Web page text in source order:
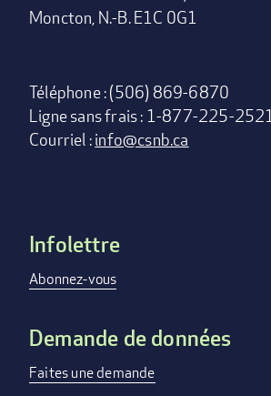
Moncton, N.-B. E1C 0G1
Téléphone : (506) 869-6870
Ligne sans frais : 1-877-225-
Courriel :info@csnb.ca
Footer
menu
Infolettre
Abonnez-vous
Demande de données
Faites une demande